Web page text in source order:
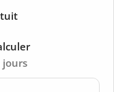
jours